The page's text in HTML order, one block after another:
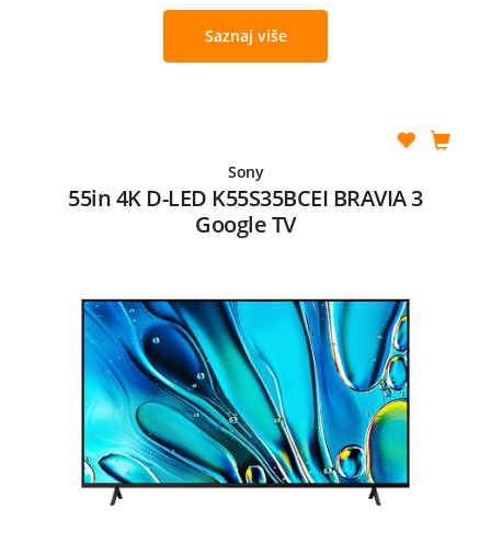
Saznaj više
Sony
55in 4K D-LED K55S35BCEI BRAVIA 3
Google TV